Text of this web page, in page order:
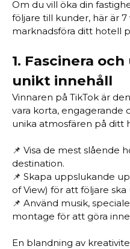
Om du vill öka din
följare till kunder, här är
marknadsföra ditt hotell
1. Fascinera
unikt innehåll
Vinnaren på TikTok är
vara korta, engagerande
unika atmosfären på ditt
📌 Visa de mest slående
destination.
📌 Skapa uppslukande
of View) för att följare
📌 Använd musik,
montage för att göra
En blandning av